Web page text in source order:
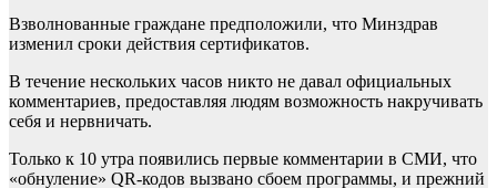
Взволнованные граждане предположили, что Минздрав
изменил сроки действия сертификатов.
В течение нескольких часов никто не давал официальных
комментариев, предоставляя людям возможность накручивать
себя и нервничать.
Только к 10 утра появились первые комментарии в СМИ, что
«обнуление» QR-кодов вызвано сбоем программы, и прежний